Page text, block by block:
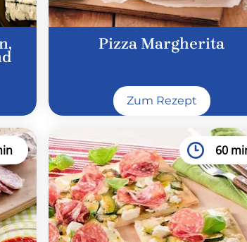
Pizza Margherita
Zum Rezept
60